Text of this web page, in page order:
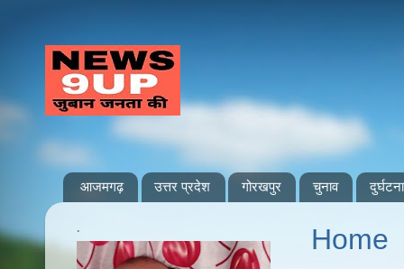
आजमगढ़ उत्तर प्रदेश गोरखपुर चुनाव दुर्घटना
Home
.